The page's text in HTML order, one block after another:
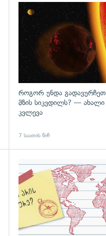
გადახედვა
როგორ უნდა გადავურჩეთ
მზის სიკვდილს? — ახალი
კვლევა
7 საათის წინ
გადახედვა